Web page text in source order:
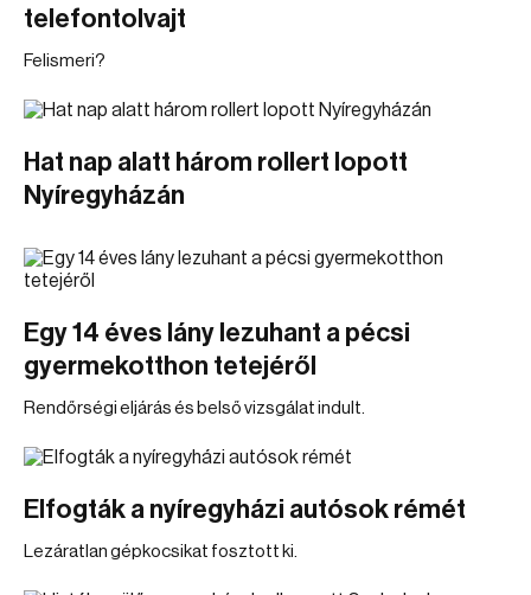
telefontolvajt
Felismeri?
Hat nap alatt három rollert lopott
Nyíregyházán
Egy 14 éves lány lezuhant a pécsi
gyermekotthon tetejéről
Rendőrségi eljárás és belső vizsgálat indult.
Elfogták a nyíregyházi autósok rémét
Lezáratlan gépkocsikat fosztott ki.